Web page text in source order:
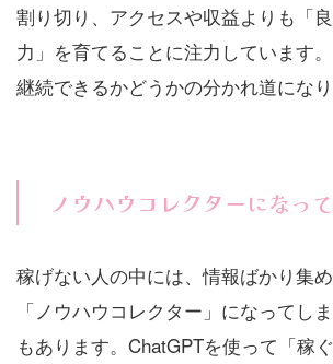
割り切り、アクセスや収益よりも「
力」を育てることに注力しています。
継続できるかどうかの分かれ道になり
ノウハウコレクターになっ
稼げない人の中には、情報ばかり集
「ノウハウコレクター」になってし
もあります。ChatGPTを使って「稼